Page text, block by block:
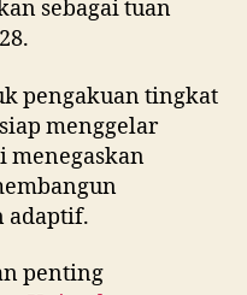
sebagai tuan
pengakuan tingkat
menggelar
menegaskan
adaptif.
penting